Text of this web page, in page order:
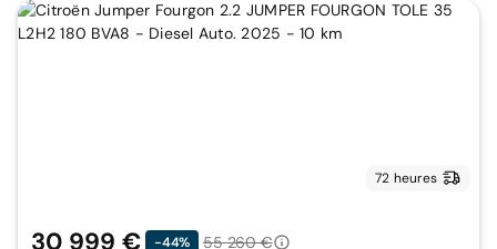
72 heures
30 999 € -44%
55 260 €